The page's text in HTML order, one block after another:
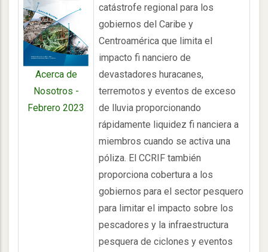
Acerca de
Nosotros -
Febrero 2023
catástrofe regional para los
gobiernos del Caribe y
Centroamérica que limita el
impacto fi nanciero de
devastadores huracanes,
terremotos y eventos de exceso
de lluvia proporcionando
rápidamente liquidez fi nanciera a
miembros cuando se activa una
póliza. El CCRIF también
proporciona cobertura a los
gobiernos para el sector pesquero
para limitar el impacto sobre los
pescadores y la infraestructura
pesquera de ciclones y eventos